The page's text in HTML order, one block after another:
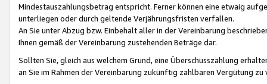
Mindestauszahlungsbetrag entspricht. Ferner können eine etwaig
unterliegen oder durch geltende Verjährungsfristen verfallen.
An Sie unter Abzug bzw. Einbehalt aller in der Vereinbarung
Ihnen gemäß der Vereinbarung zustehenden Beträge dar.
Sollten Sie, gleich aus welchem Grund, eine Überschusszahlung
an Sie im Rahmen der Vereinbarung zukünftig zahlbaren Vergütung zu